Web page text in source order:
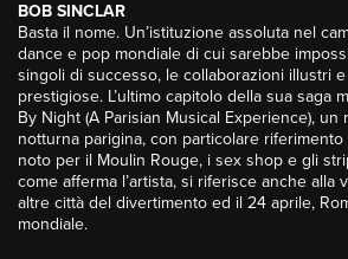
BOB SINCLAR
Basta il nome. Un’istituzione assoluta nel
dance e pop mondiale di cui sarebbe
singoli di successo, le collaborazioni illustri
prestigiose. L’ultimo capitolo della sua saga
By Night (A Parisian Musical Experience), un
notturna parigina, con particolare riferimento
noto per il Moulin Rouge, i sex shop e gli
come afferma l’artista, si riferisce anche alla
altre città del divertimento ed il 24 aprile,
mondiale.